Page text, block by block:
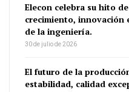
Elecon celebra su hito
crecimiento, innovación
de la ingeniería.
30 de julio de 2026
El futuro de la
estabilidad, calidad